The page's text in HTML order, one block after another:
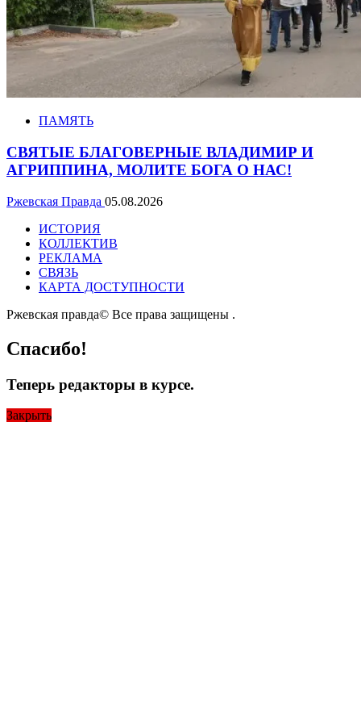
ПАМЯТЬ
СВЯТЫЕ БЛАГОВЕРНЫЕ ВЛАДИМИР И
АГРИППИНА, МОЛИТЕ БОГА О НАС!
Ржевская Правда 05.08.2026
ИСТОРИЯ
КОЛЛЕКТИВ
РЕКЛАМА
СВЯЗЬ
КАРТА ДОСТУПНОСТИ
Ржевская правда© Все права защищены .
Спасибо!
Теперь редакторы в курсе.
Закрыть